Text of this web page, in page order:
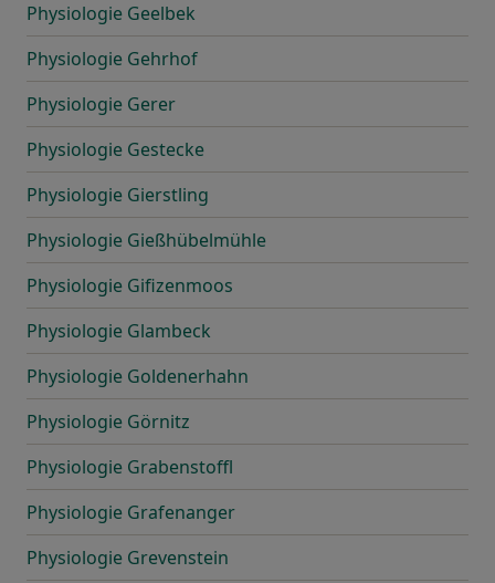
Physiologie Geelbek
Physiologie Gehrhof
Physiologie Gerer
Physiologie Gestecke
Physiologie Gierstling
Physiologie Gießhübelmühle
Physiologie Gifizenmoos
Physiologie Glambeck
Physiologie Goldenerhahn
Physiologie Görnitz
Physiologie Grabenstoffl
Physiologie Grafenanger
Physiologie Grevenstein